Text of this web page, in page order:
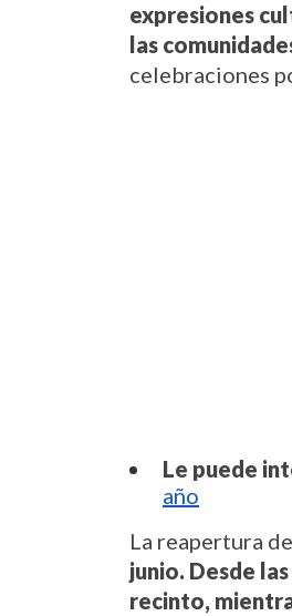
expresiones
las
celebraciones
Le puede
año
La reapertura
junio. Desde
recinto,